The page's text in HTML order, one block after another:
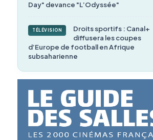
Day" devance "L’Odyssée"
TÉLÉVISION
Droits sportifs : Canal+
diffusera les coupes
d’Europe de football en Afrique
subsaharienne